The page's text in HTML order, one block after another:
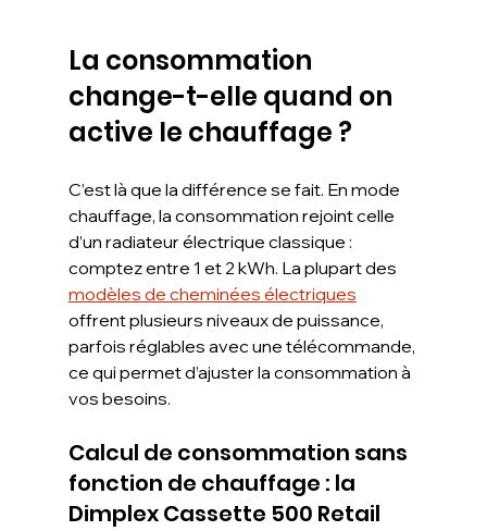
La consommation
change-t-elle quand on
active le chauffage ?
C’est là que la différence se fait. En mode
chauffage, la consommation rejoint celle
d’un radiateur électrique classique :
comptez entre 1 et 2 kWh. La plupart des
modèles de cheminées électriques
offrent plusieurs niveaux de puissance,
parfois réglables avec une télécommande,
ce qui permet d’ajuster la consommation à
vos besoins.
Calcul de consommation sans
fonction de chauffage : la
Dimplex Cassette 500 Retail